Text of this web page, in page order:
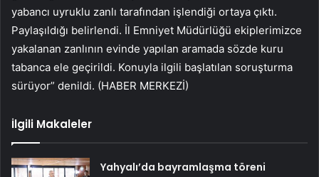
yabancı uyruklu zanlı tarafından işlendiği ortaya çıktı.
Paylaşıldığı belirlendi. İl Emniyet Müdürlüğü ekiplerimizce
yakalanan zanlının evinde yapılan aramada sözde kuru
tabanca ele geçirildi. Konuyla ilgili başlatılan soruşturma
sürüyor” denildi. (HABER MERKEZİ)
İlgili Makaleler
Yahyalı’da bayramlaşma töreni